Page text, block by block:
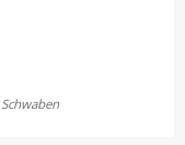
Schwaben